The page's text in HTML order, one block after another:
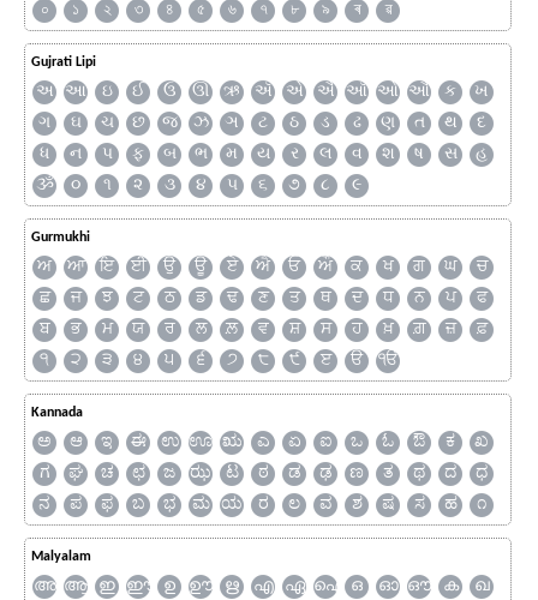
০
১ ২ ৩ ৪ ৫ ৬ ৭ ৮ ৯ ৰ ৱ
Gujrati Lipi
અ આ ઇ ઈ ઉ ઊ ઋ ઍ એ ઐ ઑ ઓ ઔ ક
ખ
ગ
ઘ ચ છ જ ઝ ઞ ટ ઠ ડ ઢ ણ ત થ
દ
ધ
ન પ ફ બ ભ મ ય ર લ વ શ ષ સ
હ
ૐ
૦ ૧ ૨ ૩ ૪ ૫ ૬ ૭ ૮ ૯
Gurmukhi
ਅ ਆ ਇ ਈ ਉ ਊ ਏ ਐ ਓ ਔ ਕ ਖ ਗ ਘ
ਚ
ਛ
ਜ ਝ ਟ ਠ ਡ ਢ ਣ ਤ ਥ ਦ ਧ ਨ ਪ
ਫ
ਬ
ਭ ਮ ਯ ਰ ਲ ਲ਼ ਵ ਸ਼ ਸ ਹ ਖ਼ ਗ਼ ਜ਼
ਫ਼
੧
੨ ੩ ੪ ੫ ੬ ੭ ੮ ੯ ੲ ੳ ੴ
Kannada
ಅ ಆ ಇ ಈ ಉ ಊ ಋ ಎ ಏ ಐ ಒ ಓ ಔ ಕ
ಖ
ಗ
ಘ ಚ ಛ ಜ ಝ ಟ ಠ ಡ ಢ ಣ ತ ಥ ದ
ಧ
ನ
ಪ ಫ ಬ ಭ ಮ ಯ ರ ಲ ವ ಶ ಷ ಸ ಹ ೧
Malyalam
അ ആ ഇ ഈ ഉ ഊ ഋ എ ഏ ഐ ഒ ഓ ഔ ക
ഖ